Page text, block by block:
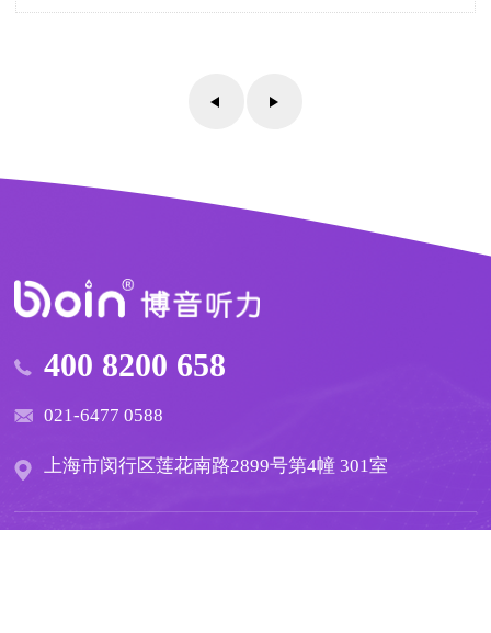
400 8200 658
021-6477 0588
上海市闵行区莲花南路2899号第4幢 301室